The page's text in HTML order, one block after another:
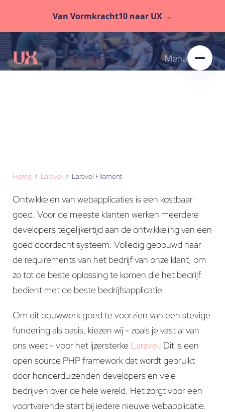
Van Vormkracht10 naar UX →
Menu
Home Laravel Laravel Filament
Ontwikkelen van webapplicaties is een kostbaar
goed. Voor de meeste klanten werken meerdere
developers tegelijkertijd aan de ontwikkeling van een
goed doordacht systeem. Volledig gebouwd naar
de requirements van het bedrijf van onze klant, om
zo tot de beste oplossing te komen die het bedrijf
bedient met de beste bedrijfsapplicatie.
Om dit bouwwerk goed te voorzien van een stevige
fundering als basis, kiezen wij - zoals je vast al van
ons weet - voor het ijzersterke Laravel. Dit is een
open source PHP framework dat wordt gebruikt
door honderduizenden developers en vele
bedrijven over de hele wereld. Het zorgt voor een
voortvarende start bij iedere nieuwe webapplicatie.